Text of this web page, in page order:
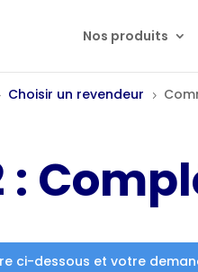
Nos produits
Choisir un revendeur 5
:
ci-dessous et votre